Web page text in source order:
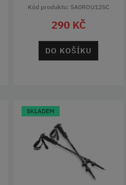
Kód produktu: SA0ROU125C
290 KČ
DO KOŠÍKU
SKLADEM